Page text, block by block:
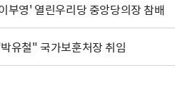
부영' 열린우리당 중앙당의장 참배
유철" 국가보훈처장 취임